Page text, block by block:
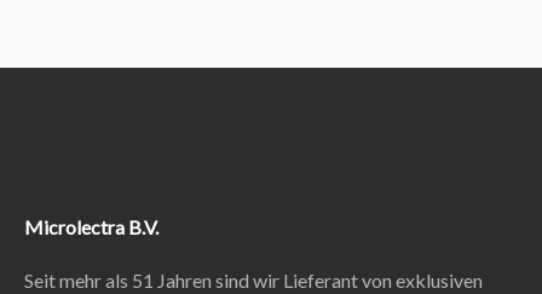
Microlectra B.V.
Seit mehr als 51 Jahren sind wir Lieferant von exklusiven